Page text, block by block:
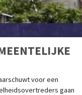
voor een
gaan